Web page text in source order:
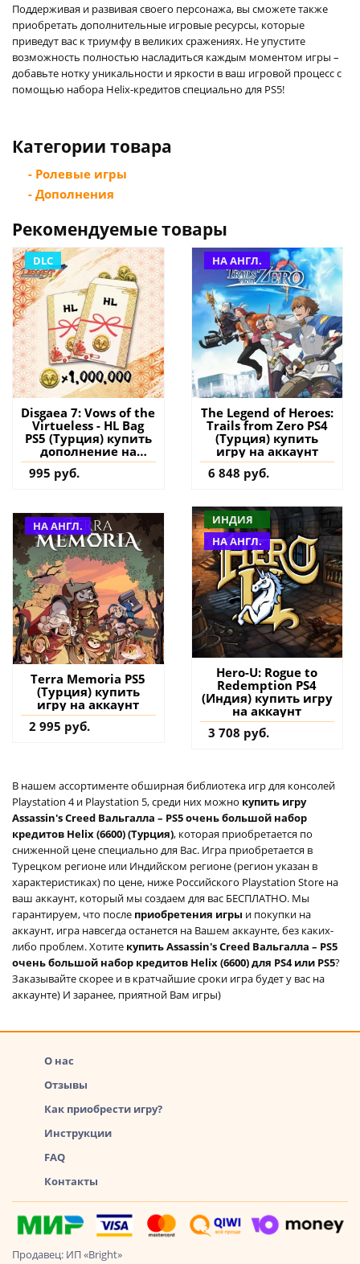
Поддерживая и развивая своего персонажа, вы сможете также
приобретать дополнительные игровые ресурсы, которые
приведут вас к триумфу в великих сражениях. Не упустите
возможность полностью насладиться каждым моментом игры –
добавьте нотку уникальности и яркости в ваш игровой процесс с
помощью набора Helix-кредитов специально для PS5!
Категории товара
- Ролевые игры
- Дополнения
Рекомендуемые товары
DLC
Disgaea 7: Vows of the
Virtueless - HL Bag
PS5 (Турция) купить
дополнение на
аккаунт
995 руб.
НА АНГЛ.
The Legend of Heroes:
Trails from Zero PS4
(Турция) купить
игру на аккаунт
6 848 руб.
НА АНГЛ.
Terra Memoria PS5
(Турция) купить
игру на аккаунт
2 995 руб.
ИНДИЯ
НА АНГЛ.
Hero-U: Rogue to
Redemption PS4
(Индия) купить игру
на аккаунт
3 708 руб.
В нашем ассортименте обширная библиотека игр для консолей
Playstation 4 и Playstation 5, среди них можно купить игру
Assassin's Creed Вальгалла – PS5 очень большой набор
кредитов Helix (6600) (Турция), которая приобретается по
сниженной цене специально для Вас. Игра приобретается в
Турецком регионе или Индийском регионе (регион указан в
характеристиках) по цене, ниже Российского Playstation Store на
ваш аккаунт, который мы создаем для вас БЕСПЛАТНО. Мы
гарантируем, что после приобретения игры и покупки на
аккаунт, игра навсегда останется на Вашем аккаунте, без каких-
либо проблем. Хотите купить Assassin's Creed Вальгалла – PS5
очень большой набор кредитов Helix (6600) для PS4 или PS5?
Заказывайте скорее и в кратчайшие сроки игра будет у вас на
аккаунте) И заранее, приятной Вам игры)
О нас
Отзывы
Как приобрести игру?
Инструкции
FAQ
Контакты
Продавец: ИП «Bright»